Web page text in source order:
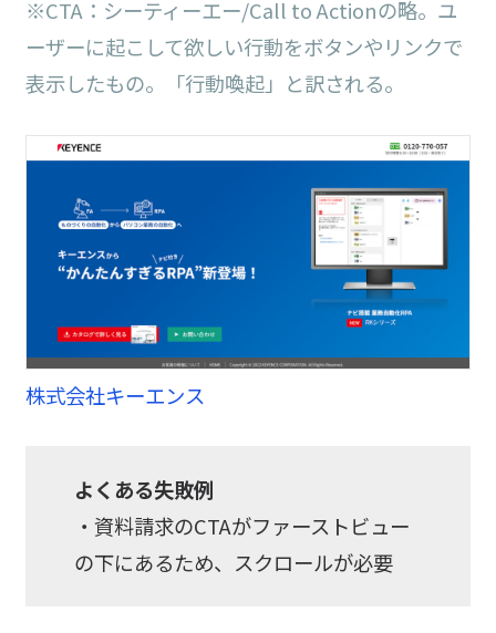
※CTA：シーティーエー/Call to Actionの略。ユ
ーザーに起こして欲しい行動をボタンやリンクで
表示したもの。「行動喚起」と訳される。
株式会社キーエンス
よくある失敗例
・資料請求のCTAがファーストビュー
の下にあるため、スクロールが必要